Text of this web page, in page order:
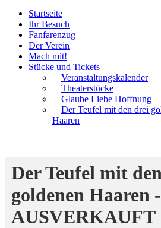
Startseite
Ihr Besuch
Fanfarenzug
Der Verein
Mach mit!
Stücke und Tickets
Veranstaltungskalender
Theaterstücke
Glaube Liebe Hoffnung
Der Teufel mit den drei
Haaren
Der Teufel mit
goldenen Haaren -
AUSVERKAUFT